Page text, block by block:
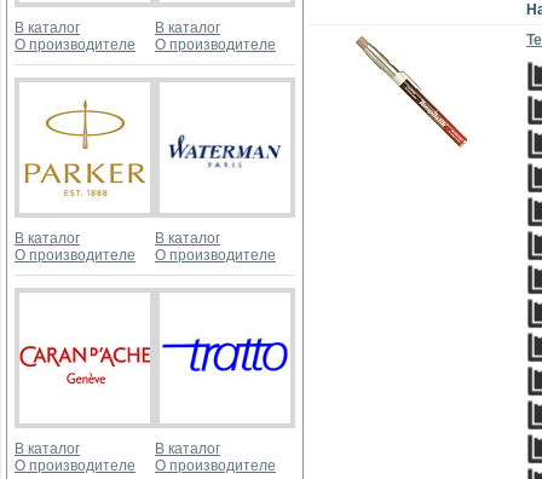
В каталог
О производителе
В каталог
О производителе
В каталог
О производителе
В каталог
О производителе
В каталог
О производителе
В каталог
О производителе